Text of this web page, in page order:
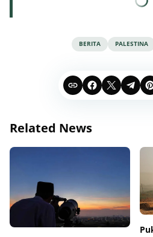
BERITA PALESTINA
Related News